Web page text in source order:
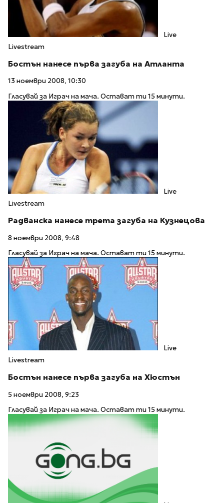
Live
Livestream
Бостън нанесе първа загуба на Атланта
13 ноември 2008, 10:30
Гласувай за Играч на мача. Остават ти 15 минути.
Live
Livestream
Радванска нанесе трета загуба на Кузнецова
8 ноември 2008, 9:48
Гласувай за Играч на мача. Остават ти 15 минути.
Live
Livestream
Бостън нанесе първа загуба на Хюстън
5 ноември 2008, 9:23
Гласувай за Играч на мача. Остават ти 15 минути.